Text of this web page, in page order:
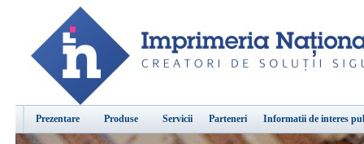
Prezentare Produse Servicii Parteneri Informatii de interes